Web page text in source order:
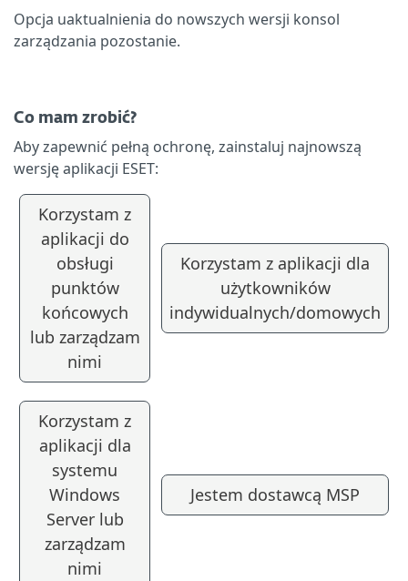
Opcja uaktualnienia do nowszych wersji konsol
zarządzania pozostanie.
Co mam zrobić?
Aby zapewnić pełną ochronę, zainstaluj najnowszą
wersję aplikacji ESET:
Korzystam z
aplikacji do
obsługi
punktów
końcowych
lub zarządzam
nimi
Korzystam z aplikacji dla
użytkowników
indywidualnych/domowych
Korzystam z
aplikacji dla
systemu
Windows
Server lub
zarządzam
nimi
Jestem dostawcą MSP